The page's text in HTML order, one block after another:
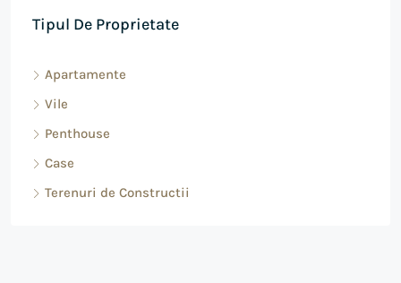
Tipul De Proprietate
Apartamente
Vile
Penthouse
Case
Terenuri de Constructii